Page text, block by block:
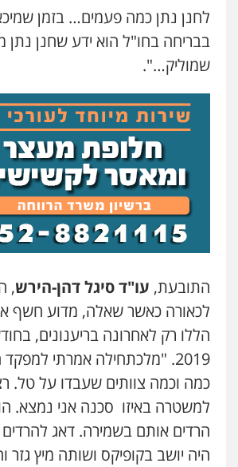
לחנן נתן כמה פעמים… בזמן
בבריחה בחו"ל הוא ידע שחנן נתן
שמוליק…".
התובעת, עו"ד סיגל דהן-הירש,
לכאורה כאשר שאלה, מדוע חשף
הללו רק לאחרונה בריענונים,
2019. "מלכתחילה אמרתי
כמה וכמה צוותים שעבדו על טל.
למשטרה באיזו סכנה אני נמצא.
הרדים אותם בשמירה. דאג להרדים
היה יושב בקופיקס ושותה מיץ